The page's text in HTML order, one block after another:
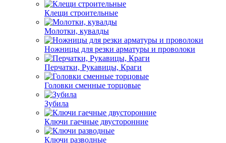
Клещи строительные
Молотки, кувалды
Ножницы для резки арматуры и проволоки
Перчатки, Рукавицы, Краги
Головки сменные торцовые
Зубила
Ключи гаечные двусторонние
Ключи разводные